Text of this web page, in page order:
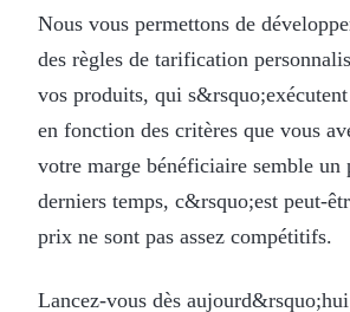
Nous vous permettons de
des règles de tarification
vos produits, qui
en fonction des critères que vous
votre marge bénéficiaire semble un
derniers temps, c&rsquo;est peut-
prix ne sont pas assez compétitifs.
Lancez-vous dès